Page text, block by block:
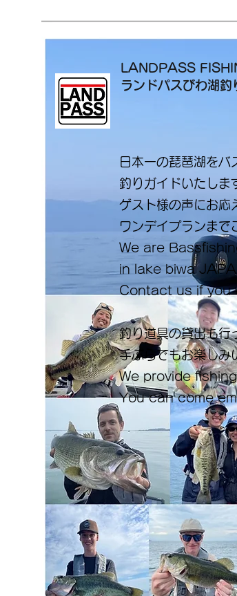
LANDPASS
ランドパスびわ湖
日本一の琵琶湖をバ
釣りガイドいたしま
ゲスト様の声にお応
ワンデイプランまで
​We are
in lake biwa
Contact us if you
釣り道具の貸出も行
手ぶらでもお楽しみ
We provide
You can come